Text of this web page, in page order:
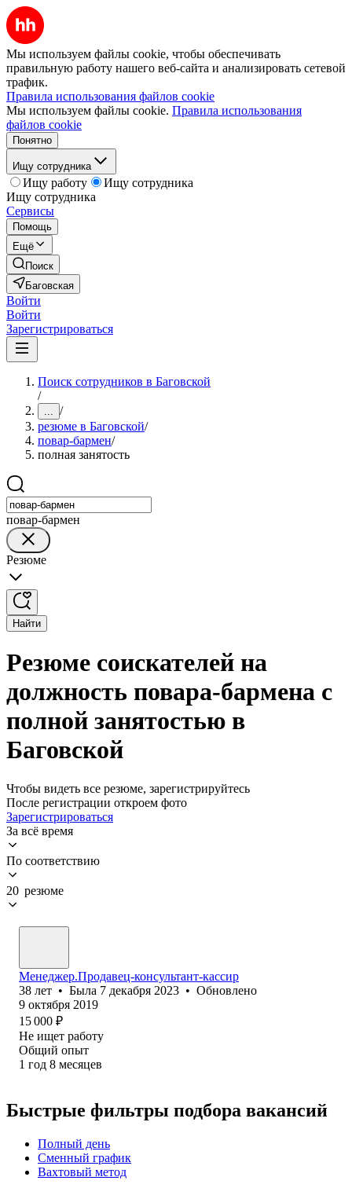
Мы используем файлы cookie, чтобы обеспечивать
правильную работу нашего веб-сайта и анализировать сетевой
трафик.
Правила использования файлов cookie
Мы используем файлы cookie. Правила использования
файлов cookie
Понятно
Ищу сотрудника
Ищу работу
Ищу сотрудника
Ищу сотрудника
Сервисы
Помощь
Ещё
Поиск
Баговская
Войти
Войти
Зарегистрироваться
Поиск сотрудников в Баговской
/
... /
резюме в Баговской/
повар-бармен/
полная занятость
повар-бармен
Резюме
Найти
Резюме соискателей на
должность повара-бармена с
полной занятостью в
Баговской
Чтобы видеть все резюме, зарегистрируйтесь
После регистрации откроем фото
Зарегистрироваться
За всё время
По соответствию
20 резюме
Менеджер.Продавец-консультант-кассир
38 лет • Была 7 декабря 2023 • Обновлено
9 октября 2019
15 000 ₽
Не ищет работу
Общий опыт
1 год 8 месяцев
Быстрые фильтры подбора вакансий
Полный день
Сменный график
Вахтовый метод